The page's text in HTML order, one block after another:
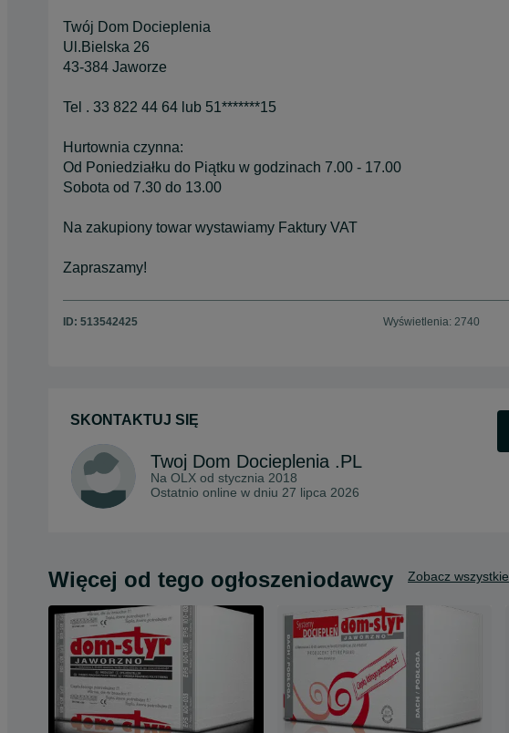
Twój Dom Docieplenia
Ul.Bielska 26
43-384 Jaworze
Tel . 33 822 44 64 lub 51*******15
Hurtownia czynna:
Od Poniedziałku do Piątku w godzinach 7.00 - 17.00
Sobota od 7.30 do 13.00
Na zakupiony towar wystawiamy Faktury VAT
Zapraszamy!
ID: 513542425 Wyświetlenia: 2740
SKONTAKTUJ SIĘ
Twoj Dom Docieplenia .PL
Na OLX od stycznia 2018
Ostatnio online w dniu 27 lipca 2026
Więcej od tego ogłoszeniodawcy Zobacz wszystkie